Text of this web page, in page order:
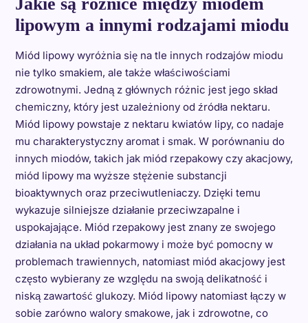
lipowym a innymi rodzajami miodu
Miód lipowy wyróżnia się na tle innych rodzajów miodu
nie tylko smakiem, ale także właściwościami
zdrowotnymi. Jedną z głównych różnic jest jego skład
chemiczny, który jest uzależniony od źródła nektaru.
Miód lipowy powstaje z nektaru kwiatów lipy, co nadaje
mu charakterystyczny aromat i smak. W porównaniu do
innych miodów, takich jak miód rzepakowy czy akacjowy,
miód lipowy ma wyższe stężenie substancji
bioaktywnych oraz przeciwutleniaczy. Dzięki temu
wykazuje silniejsze działanie przeciwzapalne i
uspokajające. Miód rzepakowy jest znany ze swojego
działania na układ pokarmowy i może być pomocny w
problemach trawiennych, natomiast miód akacjowy jest
często wybierany ze względu na swoją delikatność i
niską zawartość glukozy. Miód lipowy natomiast łączy w
sobie zarówno walory smakowe, jak i zdrowotne, co